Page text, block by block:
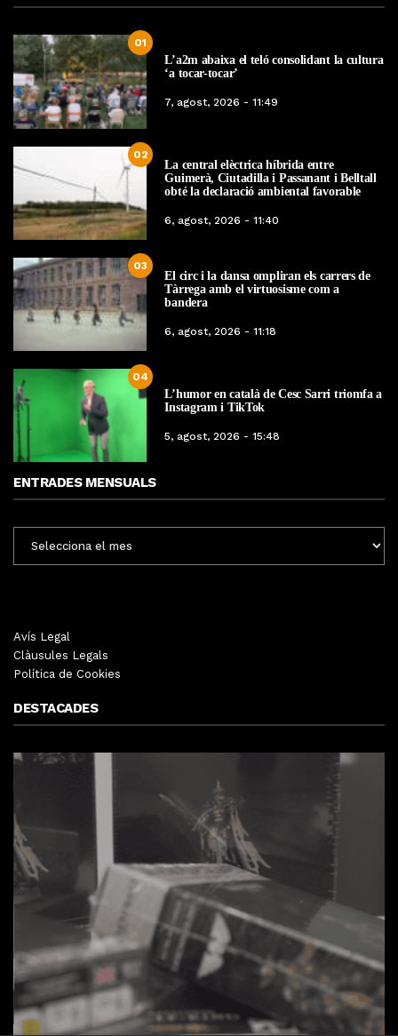
01
L’a2m abaixa el teló consolidant la cultura
‘a tocar-tocar’
7, agost, 2026 - 11:49
02
La central elèctrica híbrida entre
Guimerà, Ciutadilla i Passanant i Belltall
obté la declaració ambiental favorable
6, agost, 2026 - 11:40
03
El circ i la dansa ompliran els carrers de
Tàrrega amb el virtuosisme com a
bandera
6, agost, 2026 - 11:18
04
L’humor en català de Cesc Sarri triomfa a
Instagram i TikTok
5, agost, 2026 - 15:48
ENTRADES MENSUALS
MENSUALS
Avís Legal
Clàusules Legals
Política de Cookies
DESTACADES